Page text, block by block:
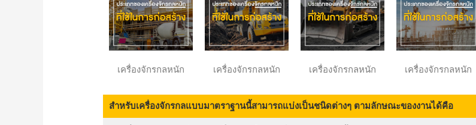
เครื่องจักรกลหนัก เครื่องจักรกลหนัก เครื่องจักรกลหนัก เครื่องจักรกลหนัก
สำหรับเครื่องจักรกลแบบมาตราฐานนี้สามารถแบ่งเป็นชนิดต่างๆ ตามลักษณะของงานได้คือ